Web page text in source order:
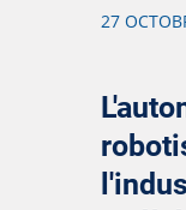
27